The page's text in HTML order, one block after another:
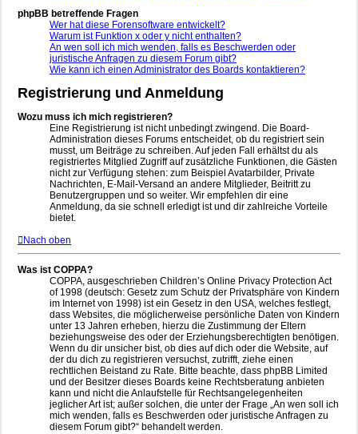
phpBB betreffende Fragen
Wer hat diese Forensoftware entwickelt?
Warum ist Funktion x oder y nicht enthalten?
An wen soll ich mich wenden, falls es Beschwerden oder
juristische Anfragen zu diesem Forum gibt?
Wie kann ich einen Administrator des Boards kontaktieren?
Registrierung und Anmeldung
Wozu muss ich mich registrieren?
Eine Registrierung ist nicht unbedingt zwingend. Die Board-
Administration dieses Forums entscheidet, ob du registriert sein
musst, um Beiträge zu schreiben. Auf jeden Fall erhältst du als
registriertes Mitglied Zugriff auf zusätzliche Funktionen, die Gästen
nicht zur Verfügung stehen: zum Beispiel Avatarbilder, Private
Nachrichten, E-Mail-Versand an andere Mitglieder, Beitritt zu
Benutzergruppen und so weiter. Wir empfehlen dir eine
Anmeldung, da sie schnell erledigt ist und dir zahlreiche Vorteile
bietet.
Nach oben
Was ist COPPA?
COPPA, ausgeschrieben Children’s Online Privacy Protection Act
of 1998 (deutsch: Gesetz zum Schutz der Privatsphäre von Kindern
im Internet von 1998) ist ein Gesetz in den USA, welches festlegt,
dass Websites, die möglicherweise persönliche Daten von Kindern
unter 13 Jahren erheben, hierzu die Zustimmung der Eltern
beziehungsweise des oder der Erziehungsberechtigten benötigen.
Wenn du dir unsicher bist, ob dies auf dich oder die Website, auf
der du dich zu registrieren versuchst, zutrifft, ziehe einen
rechtlichen Beistand zu Rate. Bitte beachte, dass phpBB Limited
und der Besitzer dieses Boards keine Rechtsberatung anbieten
kann und nicht die Anlaufstelle für Rechtsangelegenheiten
jeglicher Art ist; außer solchen, die unter der Frage „An wen soll ich
mich wenden, falls es Beschwerden oder juristische Anfragen zu
diesem Forum gibt?“ behandelt werden.